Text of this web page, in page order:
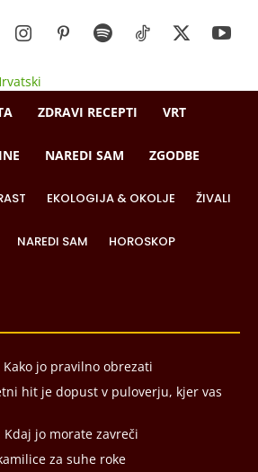
ZDRAVI RECEPTI VRT
NAREDI SAM ZGODBE
EKOLOGIJA & OKOLJE ŽIVALI
NAREDI SAM HOROSKOP
jo pravilno obrezati
hit je dopust v puloverju, kjer vas
jo morate zavreči
za suhe roke